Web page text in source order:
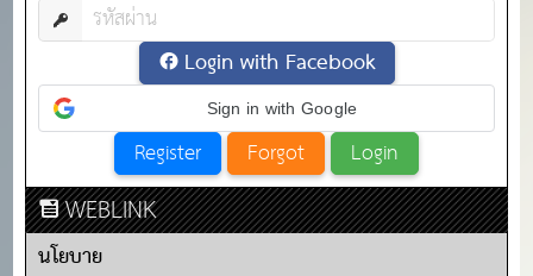
Login with Facebook
Sign in with Google
WEBLINK
นโยบาย